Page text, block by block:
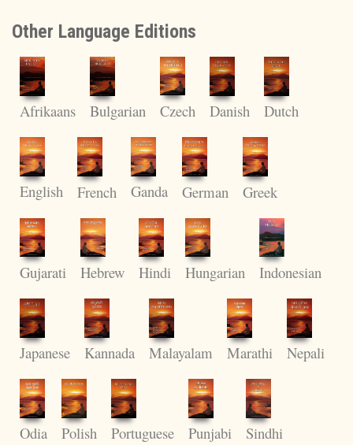
Other Language Editions
Afrikaans Bulgarian Czech Danish Dutch
English French Ganda German Greek
Gujarati Hebrew Hindi Hungarian Indonesian
Japanese Kannada Malayalam Marathi Nepali
Odia Polish Portuguese Punjabi Sindhi